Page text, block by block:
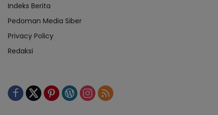
Indeks Berita
Pedoman Media Siber
Privacy Policy
Redaksi